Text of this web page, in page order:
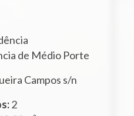
de Médio Porte
Campos s/n
2